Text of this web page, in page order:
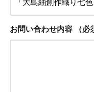
お問い合わせ内容 （必